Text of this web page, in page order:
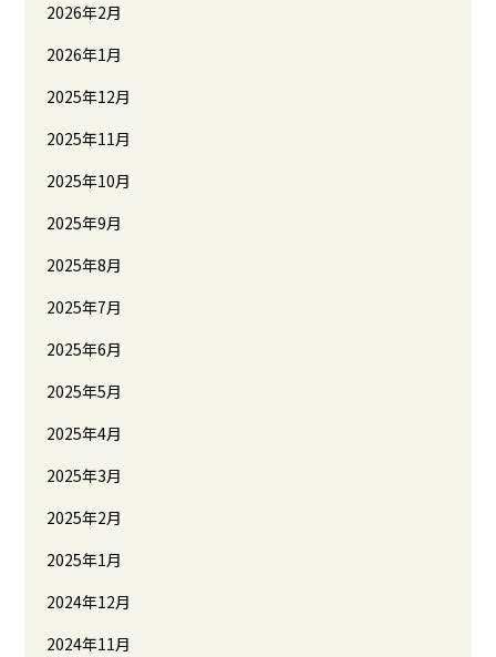
2026年2月
2026年1月
2025年12月
2025年11月
2025年10月
2025年9月
2025年8月
2025年7月
2025年6月
2025年5月
2025年4月
2025年3月
2025年2月
2025年1月
2024年12月
2024年11月